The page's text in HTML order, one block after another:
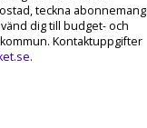
teckna abonnemang
dig till budget- och
Kontaktuppgifter
.